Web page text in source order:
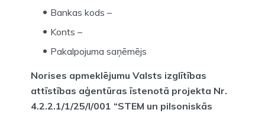
Bankas kods –
Konts –
Pakalpojuma saņēmējs
Norises apmeklējumu Valsts izglītības
attīstības aģentūras īstenotā projekta Nr.
4.2.2.1/1/25/I/001 “STEM un pilsoniskās